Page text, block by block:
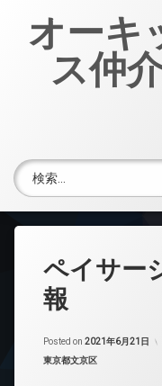
オーキ
ス仲
ペイサー
報
Posted on 2021年6月21日
カテゴリー:
東京都文京区